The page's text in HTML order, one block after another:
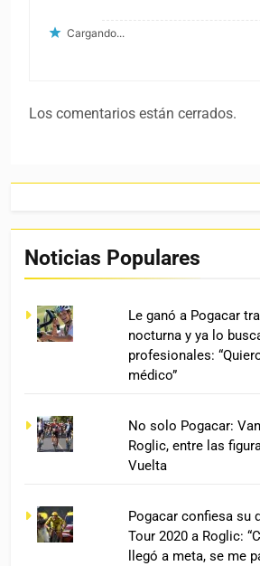
Cargando...
Los comentarios están cerrados.
Noticias Populares
Le ganó a Pogacar
nocturna y ya lo
profesionales:
médico”
No solo Pogacar:
Roglic, entre las
Vuelta
Pogacar confiesa su
Tour 2020 a Roglic:
llegó a meta, se me